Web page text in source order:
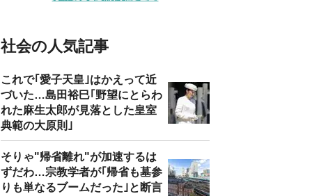
社会の人気記事
これで｢愛子天皇｣はかえって近
づいた…島田裕巳｢野望にとらわ
れた麻生太郎が見落とした皇室
典範の大原則｣
そりゃ"帰省離れ"が加速するは
ずだわ…宗教学者が｢帰省も墓参
りも単なるブームだった｣と断言